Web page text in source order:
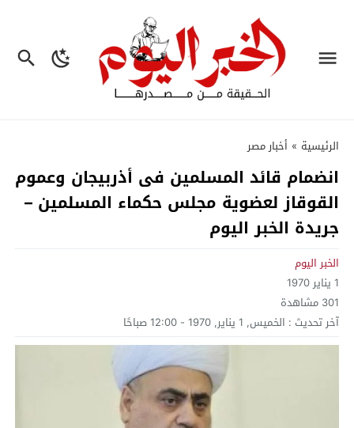
الرئيسية » أخبار مصر
انضمام قائد المسلمين فى أذربيجان وعموم
القوقاز لعضوية مجلس حكماء المسلمين –
جريدة الخبر اليوم
الخبر اليوم
1 يناير 1970
301 مشاهدة
آخر تحديث : الخميس, 1 يناير, 1970 - 12:00 صباحًا